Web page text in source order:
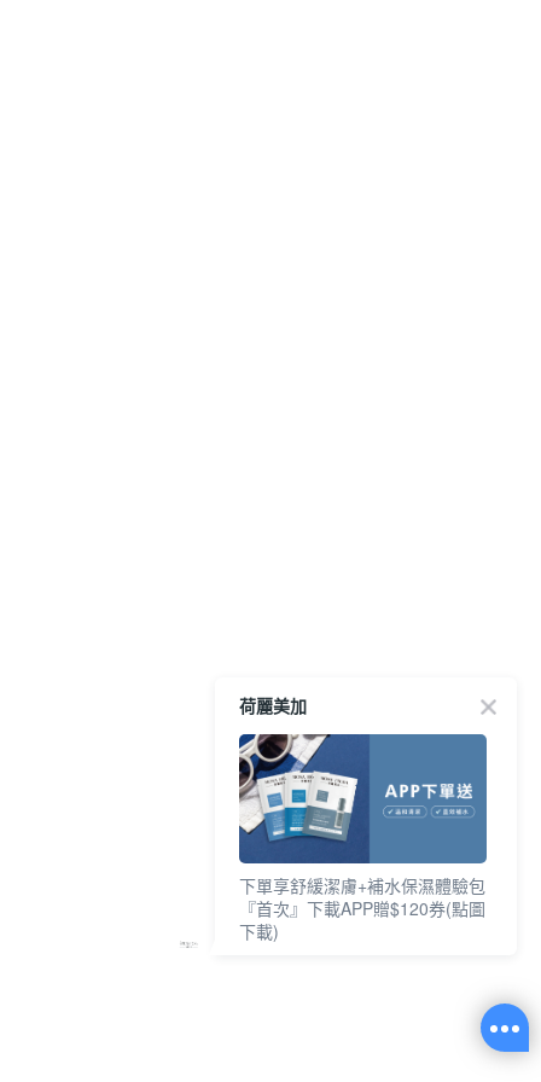
荷麗美加
下單享舒緩潔膚+補水保濕體驗包
『首次』下載APP贈$120券(點圖
下載)